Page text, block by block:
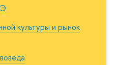
культуры и рынок